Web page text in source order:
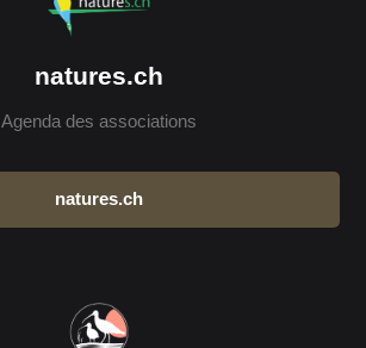
natures.ch
Agenda des associations
natures.ch